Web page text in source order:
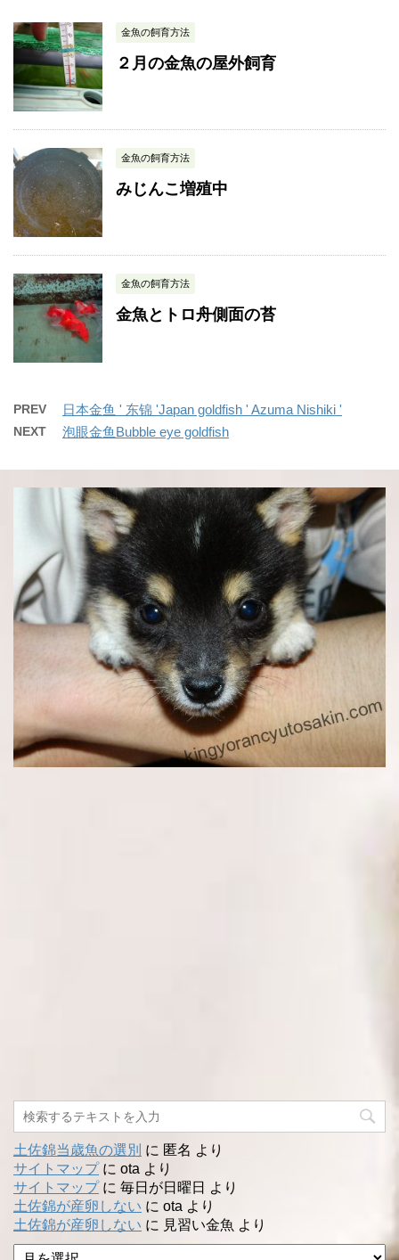
金魚の飼育方法
２月の金魚の屋外飼育
金魚の飼育方法
みじんこ増殖中
金魚の飼育方法
金魚とトロ舟側面の苔
PREV 日本金鱼 ' 东锦 'Japan goldfish ' Azuma Nishiki '
NEXT 泡眼金鱼Bubble eye goldfish
土佐錦当歳魚の選別 に 匿名 より
サイトマップに ota より
サイトマップに 毎日が日曜日 より
土佐錦が産卵しない に ota より
土佐錦が産卵しない に 見習い金魚 より
ア